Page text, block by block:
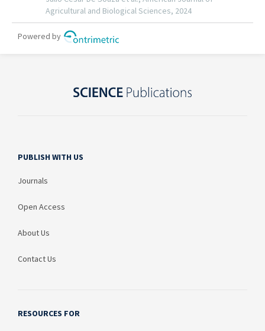
PUBLISH WITH US
Journals
Open Access
About Us
Contact Us
RESOURCES FOR